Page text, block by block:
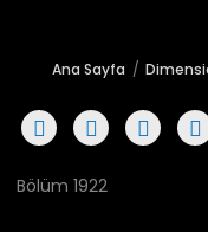
Ana Sayfa
Bölüm 1922